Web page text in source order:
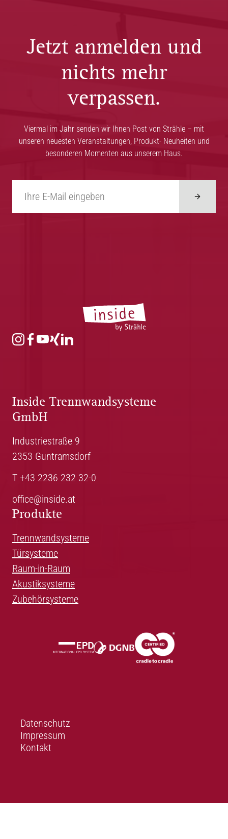
Jetzt anmelden und
nichts mehr
verpassen.
Viermal im Jahr senden wir Ihnen Post von Strähle – mit
unseren neuesten Veranstaltungen, Produkt- Neuheiten und
besonderen Momenten aus unserem Haus.
Inside Trennwandsysteme
GmbH
Industriestraße 9
2353 Guntramsdorf
T +43 2236 232 32-0
office@inside.at
Produkte
Trennwandsysteme
Türsysteme
Raum-in-Raum
Akustiksysteme
Zubehörsysteme
Datenschutz
Impressum
Kontakt